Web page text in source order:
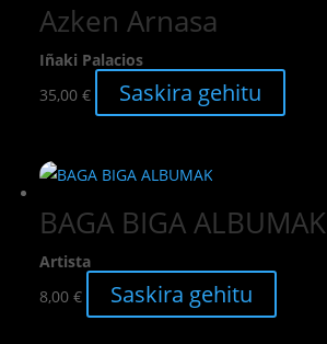
Azken Arnasa
Iñaki Palacios
35,00€ Saskira gehitu
BAGA BIGA ALBUMAK
Artista
8,00€ Saskira gehitu